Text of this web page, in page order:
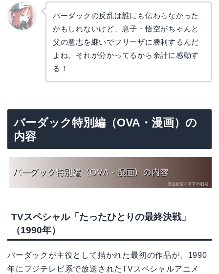
バーダックの反乱は誰にも伝わらなかった
かもしれないけど、息子・悟空がちゃんと
父の意志を継いでフリーザに勝利するんだ
よね。それが分かってるから余計に感動す
る！
バーダック特別編（OVA・漫画）の
内容
TVスペシャル「たったひとりの最終決戦」
（1990年）
バーダックが主役として描かれた最初の作品が、1990
年にフジテレビ系で放送されたTVスペシャルアニメ